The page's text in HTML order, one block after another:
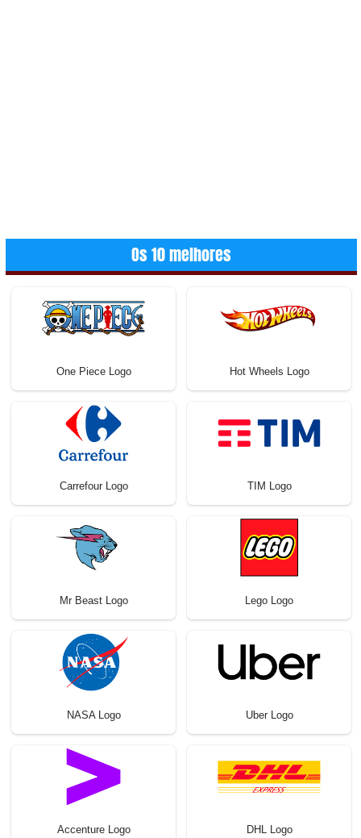
Os 10 melhores
One Piece Logo Hot Wheels Logo
Carrefour Logo TIM Logo
Mr Beast Logo Lego Logo
NASA Logo Uber Logo
Accenture Logo DHL Logo